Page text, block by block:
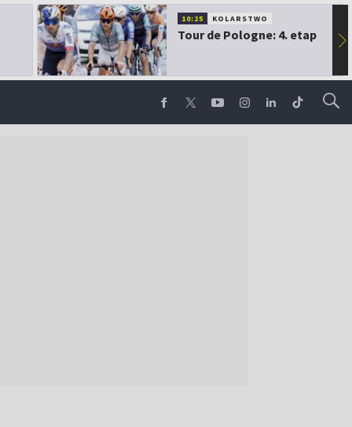
10:25 KOLARSTWO
Tour de Pologne: 4. etap ▶